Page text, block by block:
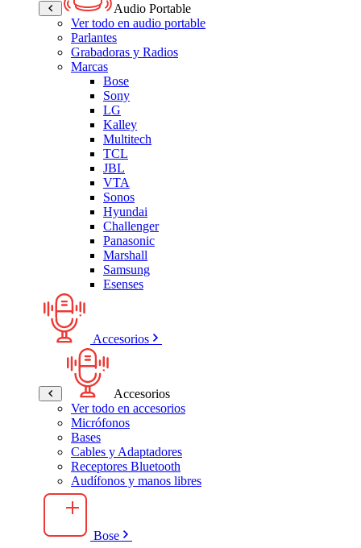
Audio Portable
Ver todo en audio portable
Parlantes
Grabadoras y Radios
Marcas
Bose
Sony
LG
Kalley
Multitech
TCL
JBL
VTA
Sonos
Hyundai
Challenger
Panasonic
Marshall
Samsung
Esenses
Accesorios
Accesorios
Ver todo en accesorios
Micrófonos
Bases
Cables y Adaptadores
Receptores Bluetooth
Audífonos y manos libres
Bose